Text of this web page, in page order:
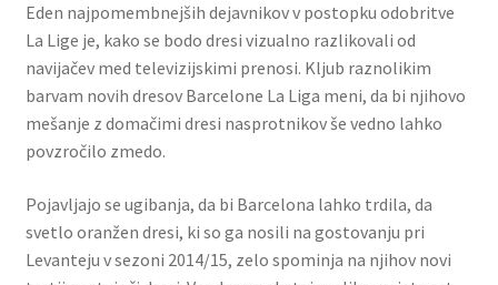
Eden najpomembnejših dejavnikov v postopku odobritve
La Lige je, kako se bodo dresi vizualno razlikovali od
navijačev med televizijskimi prenosi. Kljub raznolikim
barvam novih dresov Barcelone La Liga meni, da bi njihovo
mešanje z domačimi dresi nasprotnikov še vedno lahko
povzročilo zmedo.
Pojavljajo se ugibanja, da bi Barcelona lahko trdila, da
svetlo oranžen dresi, ki so ga nosili na gostovanju pri
Levanteju v sezoni 2014/15, zelo spominja na njihov novi